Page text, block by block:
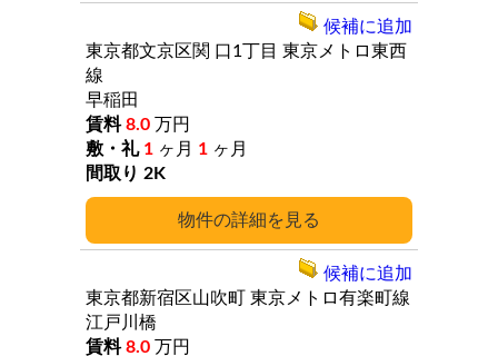
詳細
東京都文京区関 口1丁目 東京メトロ東西
線
早稲田
8.0 万円
1 ヶ月 1 ヶ月
2K
候補に追加
東京都新宿区山吹町 東京メトロ有楽町線
江戸川橋
8.0 万円
候補に追加